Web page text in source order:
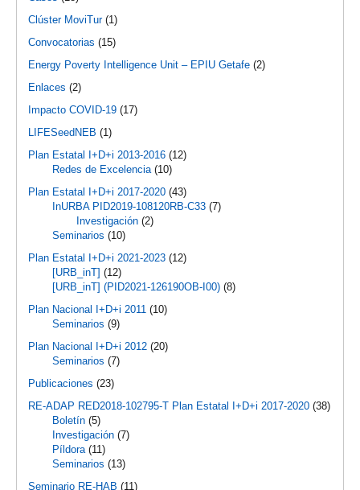
Clúster MoviTur(1)
Convocatorias (15)
Energy Poverty Intelligence Unit – EPIU Getafe (2)
Enlaces (2)
Impacto COVID-19 (17)
LIFESeedNEB (1)
Plan Estatal I+D+i 2013-2016 (12)
Redes de Excelencia (10)
Plan Estatal I+D+i 2017-2020 (43)
InURBA PID2019-108120RB-C33 (7)
Investigación (2)
Seminarios (10)
Plan Estatal I+D+i 2021-2023 (12)
[URB_inT] (12)
[URB_inT] (PID2021-126190OB-I00) (8)
Plan Nacional I+D+i 2011 (10)
Seminarios (9)
Plan Nacional I+D+i 2012 (20)
Seminarios (7)
Publicaciones (23)
RE-ADAP RED2018-102795-T Plan Estatal I+D+i 2017-2020 (38)
Boletín (5)
Investigación (7)
Píldora (11)
Seminarios (13)
Seminario RE-HAB (11)